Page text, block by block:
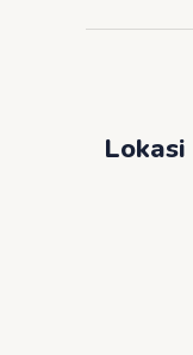
Lokasi